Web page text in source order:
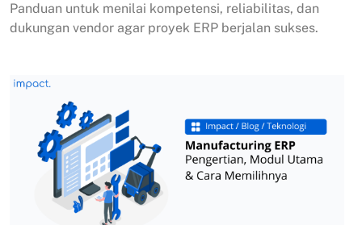
Panduan untuk menilai kompetensi, reliabilitas, dan
dukungan vendor agar proyek ERP berjalan sukses.